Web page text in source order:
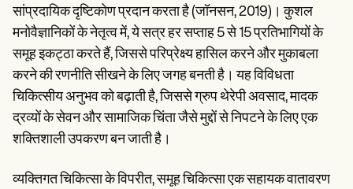
सांप्रदायिक दृष्टिकोण प्रदान करता है (जॉनसन, 2019)। कुशल
मनोवैज्ञानिकों के नेतृत्व में, ये सत्र हर सप्ताह 5 से 15 प्रतिभागियों के
समूह इकट्ठा करते हैं, जिससे परिप्रेक्ष्य हासिल करने और मुकाबला
करने की रणनीति सीखने के लिए जगह बनती है। यह विविधता
चिकित्सीय अनुभव को बढ़ाती है, जिससे ग्रुप थेरेपी अवसाद, मादक
द्रव्यों के सेवन और सामाजिक चिंता जैसे मुद्दों से निपटने के लिए एक
शक्तिशाली उपकरण बन जाती है।
व्यक्तिगत चिकित्सा के विपरीत, समूह चिकित्सा एक सहायक वातावरण